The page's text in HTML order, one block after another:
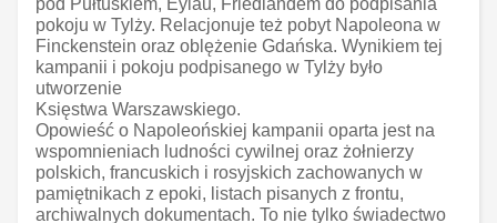
pod Pułtuskiem, Eylau, Friedlandem do podpisania
pokoju w Tylży. Relacjonuje też pobyt Napoleona w
Finckenstein oraz oblężenie Gdańska. Wynikiem tej
kampanii i pokoju podpisanego w Tylży było
utworzenie
Księstwa Warszawskiego.
Opowieść o Napoleońskiej kampanii oparta jest na
wspomnieniach ludności cywilnej oraz żołnierzy
polskich, francuskich i rosyjskich zachowanych w
pamiętnikach z epoki, listach pisanych z frontu,
archiwalnych dokumentach. To nie tylko świadectwo